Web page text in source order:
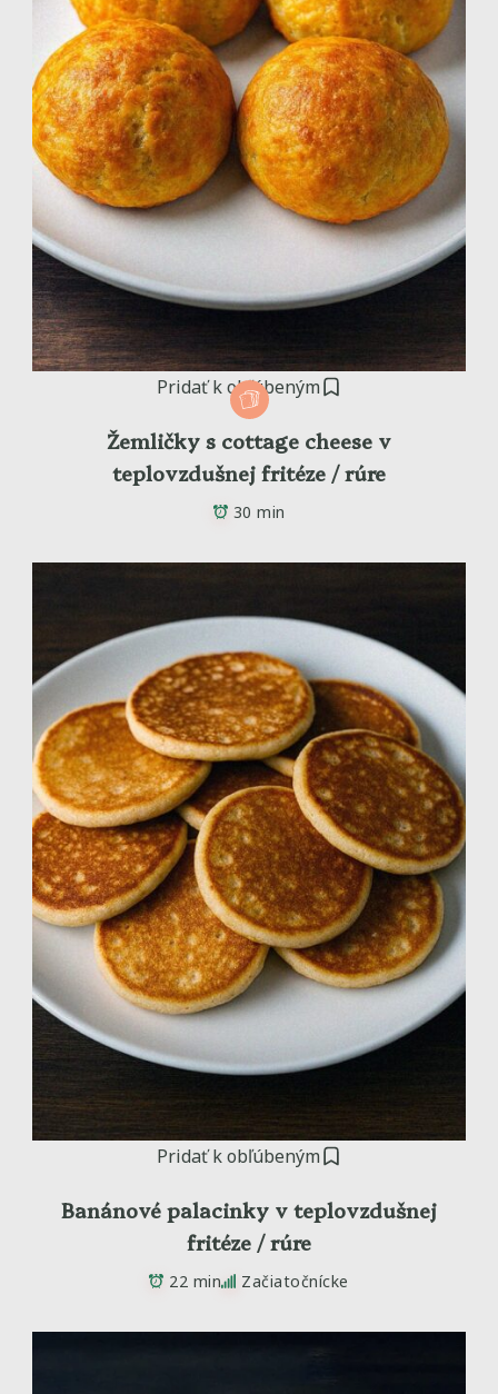
Pridať k obľúbeným
Žemličky s cottage cheese v
teplovzdušnej fritéze / rúre
30 min
Pridať k obľúbeným
Banánové palacinky v teplovzdušnej
fritéze / rúre
22 min Začiatočnícke